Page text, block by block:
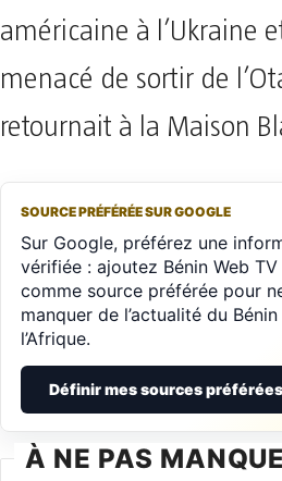
américaine à l’Ukraine
menacé de sortir de
retournait à la Maison
SOURCE PRÉFÉRÉE SUR GOOGLE
Sur Google, préférez une
vérifiée : ajoutez Bénin Web TV
comme source préférée pour
manquer de l’actualité du
l’Afrique.
Définir mes sources préférées
À NE PAS